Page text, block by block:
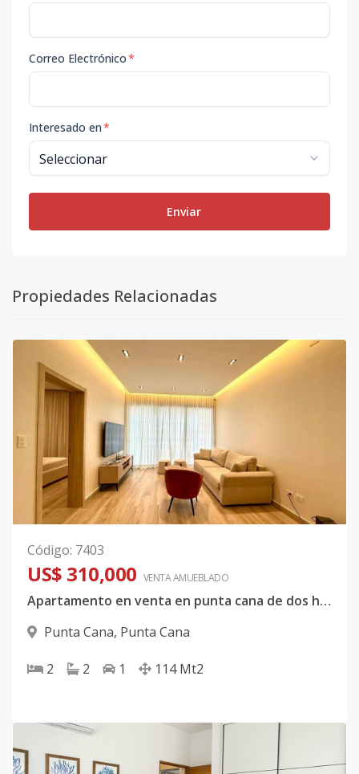
Correo Electrónico*
Interesado en*
Enviar
Propiedades Relacionadas
Código: 7403
US$ 310,000 VENTA AMUEBLADO
Apartamento en venta en punta cana de dos habitaciones
Punta Cana, Punta Cana
2 2 1 114 Mt2